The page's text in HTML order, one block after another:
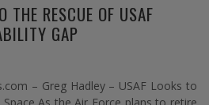
THE RESCUE OF USAF
GAP
– Greg Hadley – USAF Looks to
As the Air Force plans to retire